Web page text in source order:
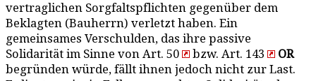
vertraglichen Sorgfaltspflichten gegenüber dem
Beklagten (Bauherrn) verletzt haben. Ein
gemeinsames Verschulden, das ihre passive
Solidarität im Sinne von Art. 50
bzw. Art. 143
OR
begründen würde, fällt ihnen jedoch nicht zur Last.